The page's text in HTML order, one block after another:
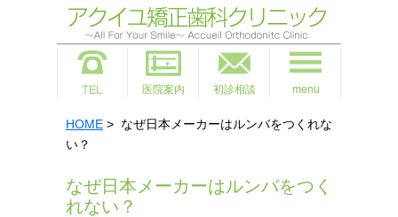
医院案内 初診相談 menu
HOME > なぜ日本メーカーはルンバをつくれな
い？
なぜ日本メーカーはルンバをつく
れない？